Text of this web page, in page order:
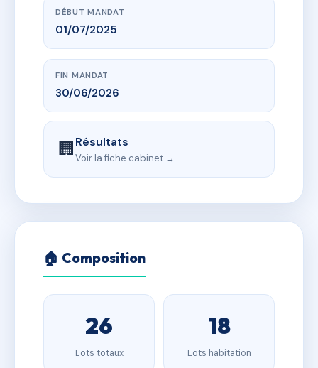
DÉBUT MANDAT
01/07/2025
FIN MANDAT
30/06/2026
🏢Résultats
Voir la fiche cabinet →
🏠 Composition
26
Lots totaux
18
Lots habitation